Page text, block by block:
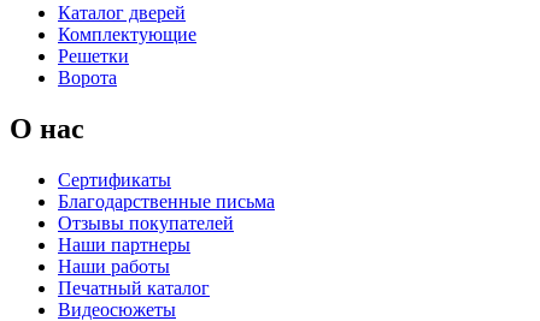
Каталог дверей
Комплектующие
Решетки
Ворота
О нас
Сертификаты
Благодарственные письма
Отзывы покупателей
Наши партнеры
Наши работы
Печатный каталог
Видеосюжеты